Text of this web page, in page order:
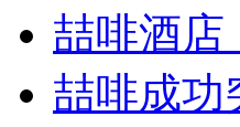
喆啡酒店
喆啡成功